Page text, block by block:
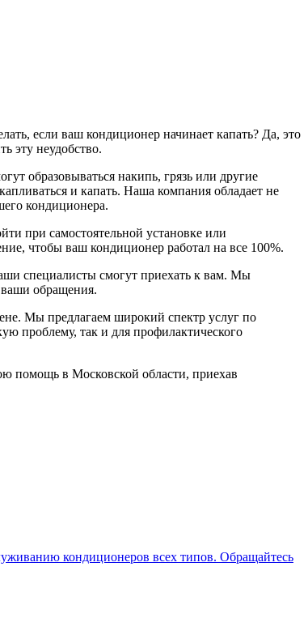
если ваш кондиционер начинает капать? Да, это
эту неудобство.
образовываться накипь, грязь или другие
и капать. Наша компания обладает не
кондиционера.
при самостоятельной установке или
чтобы ваш кондиционер работал на все 100%.
специалисты смогут приехать к вам. Мы
обращения.
Мы предлагаем широкий спектр услуг по
проблему, так и для профилактического
помощь в Московской области, приехав
кондиционеров всех типов. Обращайтесь